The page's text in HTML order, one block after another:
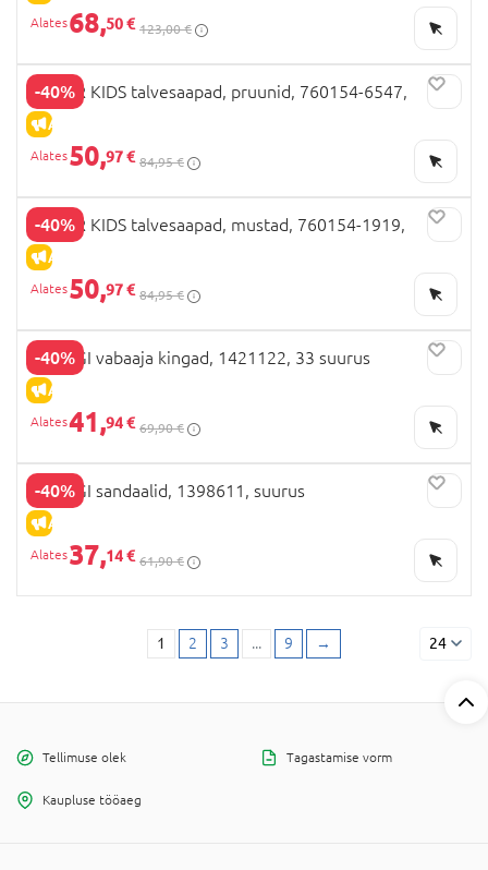
68,50 € 123,00 €
-40%
ALLAHINDLUS
COLOR KIDS talvesaapad, pruunid, 760154-6547,
50,97 € 84,95 €
-40%
ALLAHINDLUS
COLOR KIDS talvesaapad, mustad, 760154-1919,
50,97 € 84,95 €
-40%
ALLAHINDLUS
PRIMIGI vabaaja kingad, 1421122, 33 suurus
41,94 € 69,90 €
-40%
ALLAHINDLUS
PRIMIGI sandaalid, 1398611, suurus
37,14 € 61,90 €
1 2 3 ... 9 → 24
Tellimuse olek Tagastamise vorm
Kaupluse tööaeg